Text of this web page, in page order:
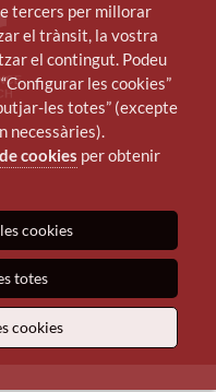
tercers per millorar
el trànsit, la vostra
el contingut. Podeu
les cookies”
les totes” (excepte
necessàries).
cookies per obtenir
cookies
totes
cookies